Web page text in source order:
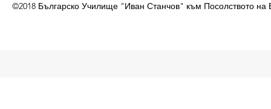
©2018 Българско Училище "Иван Станчов" към Посолството на